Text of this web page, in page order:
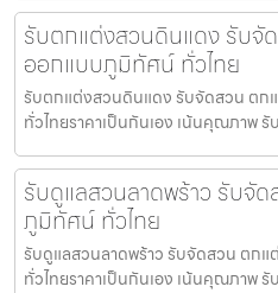
รับตกแต่งสวนดินแดง รับจั
ออกแบบภูมิทัศน์ ทั่วไทย
รับตกแต่งสวนดินแดง รับจัดสวน ต
ทั่วไทยราคาเป็นกันเอง เน้นคุณภาพ
รับดูแลสวนลาดพร้าว รับจั
ภูมิทัศน์ ทั่วไทย
รับดูแลสวนลาดพร้าว รับจัดสวน ตก
ทั่วไทยราคาเป็นกันเอง เน้นคุณภาพ